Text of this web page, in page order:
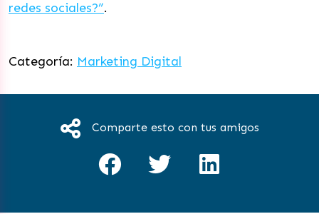
redes sociales?”.
Categoría: Marketing Digital
Comparte esto con tus amigos